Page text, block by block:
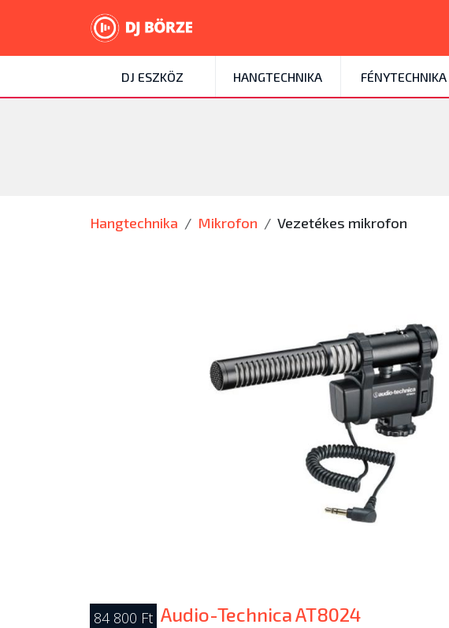
DJ ESZKÖZ HANGTECHNIKA FÉNYTECHNIKA
Hangtechnika Mikrofon Vezetékes mikrofon
84 800 Ft Audio-Technica AT8024